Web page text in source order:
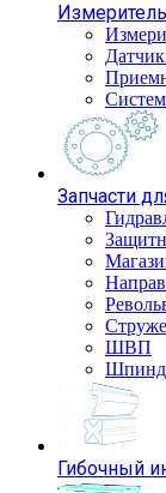
Запчасти
ШВП
Гибочный